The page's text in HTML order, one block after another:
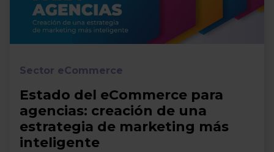
Sector eCommerce
Estado del eCommerce para
agencias: creación de una
estrategia de marketing más
inteligente